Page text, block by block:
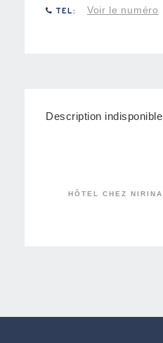
TEL: Voir le numéro
Description indisponible
HÔTEL CHEZ NIRINA